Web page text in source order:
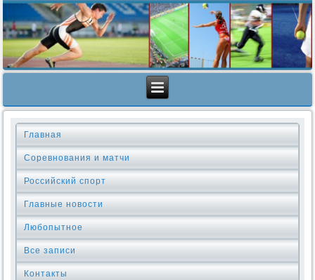
Главная
Соревнования и матчи
Российский спорт
Главные новости
Любопытное
Все записи
Контакты